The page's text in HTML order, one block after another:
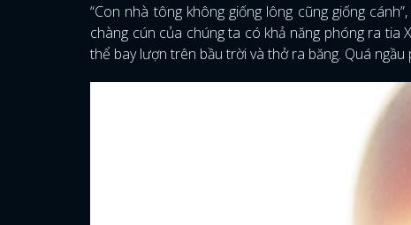
“Con nhà tông không giống lông cũng giống
chàng cún của chúng ta có khả năng phóng ra tia
thể bay lượn trên bầu trời và thở ra băng. Quá ngầu